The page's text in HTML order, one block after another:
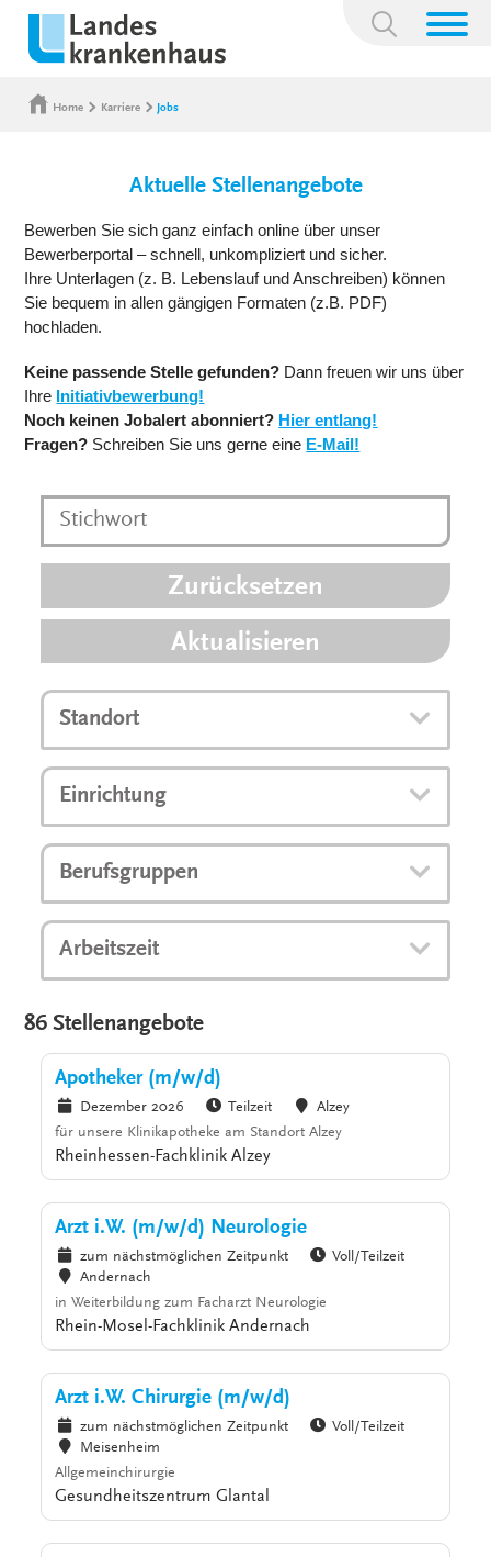
Suchbegriff:
Home Karriere Jobs
Aktuelle Stellenangebote
Bewerben Sie sich ganz einfach online über unser
Bewerberportal – schnell, unkompliziert und sicher.
Ihre Unterlagen (z. B. Lebenslauf und Anschreiben) können
Sie bequem in allen gängigen Formaten (z.B. PDF)
hochladen.
Keine passende Stelle gefunden? Dann freuen wir uns über
Ihre Initiativbewerbung!
Noch keinen Jobalert abonniert? Hier entlang!
Fragen? Schreiben Sie uns gerne eine E-Mail!
Zurücksetzen
Aktualisieren
Standort
Einrichtung
Berufsgruppen
Arbeitszeit
86 Stellenangebote
Apotheker (m/w/d)
Dezember 2026 Teilzeit
Alzey
für unsere Klinikapotheke am Standort Alzey
Rheinhessen-Fachklinik Alzey
Arzt i.W. (m/w/d) Neurologie
zum nächstmöglichen Zeitpunkt
Voll/Teilzeit
Andernach
in Weiterbildung zum Facharzt Neurologie
Rhein-Mosel-Fachklinik Andernach
Arzt i.W. Chirurgie (m/w/d)
zum nächstmöglichen Zeitpunkt
Voll/Teilzeit
Meisenheim
Allgemeinchirurgie
Gesundheitszentrum Glantal